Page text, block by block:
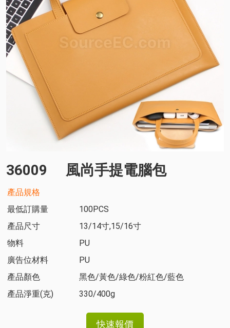
36009 風尚手提電腦包
產品規格
最低訂購量
100PCS
產品尺寸
13/14寸,15/16寸
物料
PU
廣告位材料
PU
產品顏色
黑色/黃色/綠色/粉紅色/藍色
產品淨重(克)
330/400g